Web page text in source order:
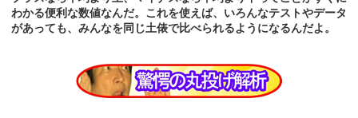
わかる便利な数値なんだ。これを使えば、いろんなテストやデータ
があっても、みんなを同じ土俵で比べられるようになるんだよ。